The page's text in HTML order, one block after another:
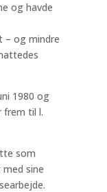
og havde
– og mindre
1980 og
frem til l.
som
sine